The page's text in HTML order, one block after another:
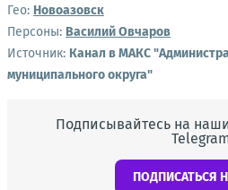
Гео: Новоазовск
Персоны: Василий Овчаров
Источник: Канал в МАКС
муниципального округа"
Подписывайтесь на
ПОДПИСАТЬСЯ